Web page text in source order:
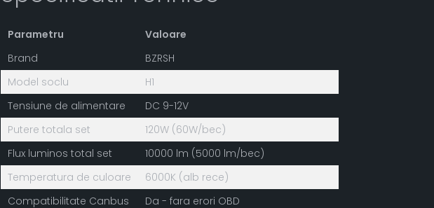
Parametru
Valoare
Brand
BZRSH
Model soclu
H1
Tensiune de alimentare
DC 9-12V
Putere totala set
120W (60W/bec)
Flux luminos total set
10000 lm (5000 lm/bec)
Temperatura de culoare
6000K (alb rece)
Compatibilitate Canbus
Da - fara erori OBD